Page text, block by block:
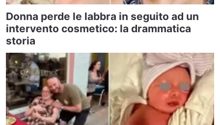
Donna perde le labbra in seguito ad un
intervento cosmetico: la drammatica
storia